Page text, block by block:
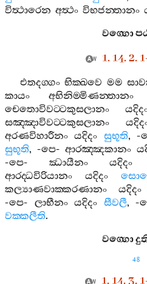
විත්‍ථාරෙන අත්‍ථං විභජන‍්තානං
වග‍්ගො
1. 14. 2.
එතදග‍්ගං භික‍්ඛවෙ මම
කායං
අභිනිම‍්මිණන‍්තානං
චෙතොවිවට‍්ටකුසලානං
සඤ‍්ඤාවිවට‍්ටකුසලානං
අරණවිහාරීනං යදිදං සුභූති, -
සුභූති, -පෙ-ආරඤ‍්ඤකානං
-පෙ- ඣායීනං යදිදං
ආරද‍්ධවිරියානං
යදිදං
කල්‍යාණවාක‍්කරණානං
යදිදං
-පෙ- ලාභීනං යදිදං සීවලී, -
වක‍්කලීති.
වග‍්ගො
48